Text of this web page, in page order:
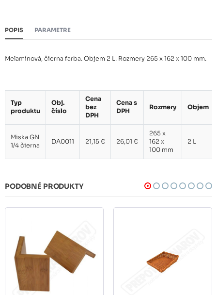
POPIS PARAMETRE
Melamínová, čierna farba. Objem 2 L. Rozmery 265 x 162 x 100 mm.
Typ
produktu
Obj.
číslo
Cena
bez
DPH
Cena s
DPH
Rozmery Objem
Miska GN
1/4 čierna
DA0011 21,15 € 26,01 €
265 x
162 x
100 mm
2 L
PODOBNÉ PRODUKTY